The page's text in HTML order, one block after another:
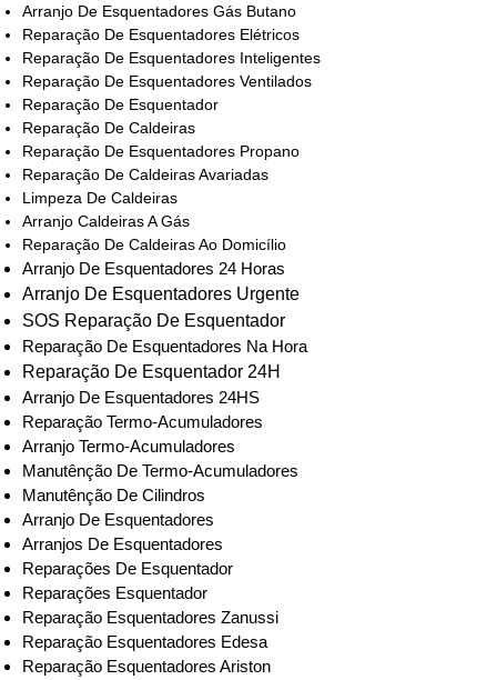
Arranjo De Esquentadores Gás Butano
Reparação De Esquentadores Elétricos
Reparação De Esquentadores Inteligentes
Reparação De Esquentadores Ventilados
Reparação De Esquentador
Reparação De Caldeiras
Reparação De Esquentadores Propano
Reparação De Caldeiras Avariadas
Limpeza De Caldeiras
Arranjo Caldeiras A Gás
Reparação De Caldeiras Ao Domicílio
Arranjo De Esquentadores 24 Horas
Arranjo De Esquentadores Urgente
SOS Reparação De Esquentador
Reparação De Esquentadores Na Hora
Reparação De Esquentador 24H
Arranjo De Esquentadores 24HS
Reparação Termo-Acumuladores
Arranjo Termo-Acumuladores
Manutênção De Termo-Acumuladores
Manutênção De Cilindros
Arranjo De Esquentadores
Arranjos De Esquentadores
Reparações De Esquentador
Reparações Esquentador
Reparação Esquentadores Zanussi
Reparação Esquentadores Edesa
Reparação Esquentadores Ariston